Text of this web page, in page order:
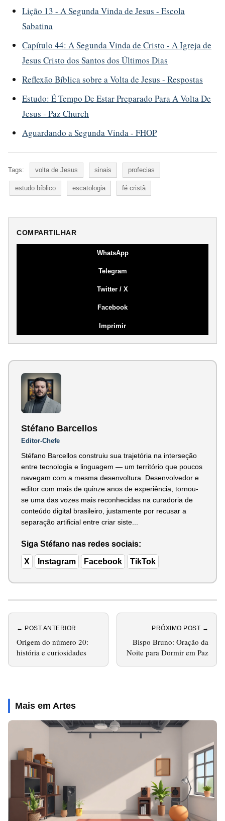
Lição 13 - A Segunda Vinda de Jesus - Escola
Sabatina
Capítulo 44: A Segunda Vinda de Cristo - A Igreja de
Jesus Cristo dos Santos dos Últimos Dias
Reflexão Bíblica sobre a Volta de Jesus - Respostas
Estudo: É Tempo De Estar Preparado Para A Volta De
Jesus - Paz Church
Aguardando a Segunda Vinda - FHOP
Tags: volta de Jesus sinais profecias
estudo bíblico escatologia fé cristã
COMPARTILHAR
WhatsApp
Telegram
Twitter / X
Facebook
Imprimir
Stéfano Barcellos
Editor-Chefe
Stéfano Barcellos construiu sua trajetória na interseção
entre tecnologia e linguagem — um território que poucos
navegam com a mesma desenvoltura. Desenvolvedor e
editor com mais de quinze anos de experiência, tornou-
se uma das vozes mais reconhecidas na curadoria de
conteúdo digital brasileiro, justamente por recusar a
separação artificial entre criar siste...
Siga Stéfano nas redes sociais:
X Instagram Facebook TikTok
← POST ANTERIOR
Origem do número 20:
história e curiosidades
PRÓXIMO POST →
Bispo Bruno: Oração da
Noite para Dormir em Paz
Mais em Artes